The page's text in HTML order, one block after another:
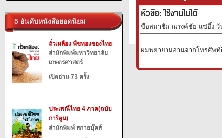
5 อันดับหนังสือยอดนิยม
ถั่วเหลือง พืชทองของไทย
สำนักพิมพ์มหาวิทยาลัย
เกษตรศาสตร์
เปิดอ่าน 73 ครั้ง
ประเพณีไทย 4 ภาค(ฉบับ
การ์ตูน)
สำนักพิมพ์ สกายบุ๊คส์
หัวข้อ: ใช้งานไม่ได้
ชื่อสมาชิก ณรงค์ชัย แซ่อึ้ง วั
ผมพยายามอ่านจากโทรศัพท์